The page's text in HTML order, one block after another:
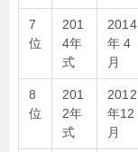
7
位
201
4年
式
2014
年 4
月
8
位
201
2年
式
2012
年12
月